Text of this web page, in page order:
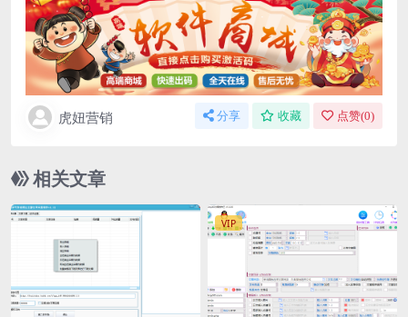
虎妞营销 分享 收藏 点赞(0)
相关文章
VIP